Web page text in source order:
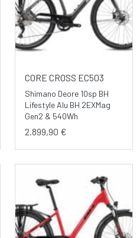
CORE CROSS EC503
Shimano Deore 10sp BH
Lifestyle Alu BH 2EXMag
Gen2 & 540Wh
2.899,90 €